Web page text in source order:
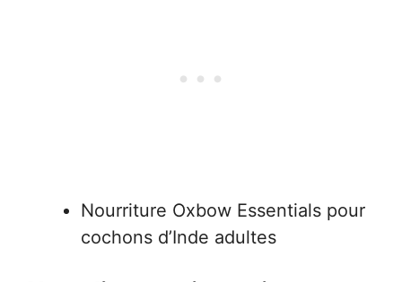
Nourriture Oxbow Essentials pour
cochons d’Inde adultes